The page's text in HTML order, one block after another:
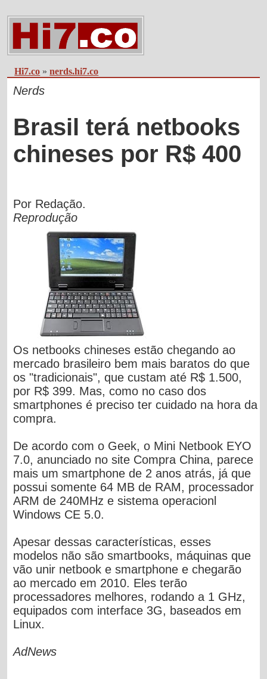
Hi7.co »nerds.hi7.co
Nerds
Brasil terá netbooks
chineses por R$ 400
Por Redação.
Reprodução
Os netbooks chineses estão chegando ao
mercado brasileiro bem mais baratos do que
os "tradicionais", que custam até R$ 1.500,
por R$ 399. Mas, como no caso dos
smartphones é preciso ter cuidado na hora da
compra.
De acordo com o Geek, o Mini Netbook EYO
7.0, anunciado no site Compra China, parece
mais um smartphone de 2 anos atrás, já que
possui somente 64 MB de RAM, processador
ARM de 240MHz e sistema operacionl
Windows CE 5.0.
Apesar dessas características, esses
modelos não são smartbooks, máquinas que
vão unir netbook e smartphone e chegarão
ao mercado em 2010. Eles terão
processadores melhores, rodando a 1 GHz,
equipados com interface 3G, baseados em
Linux.
AdNews